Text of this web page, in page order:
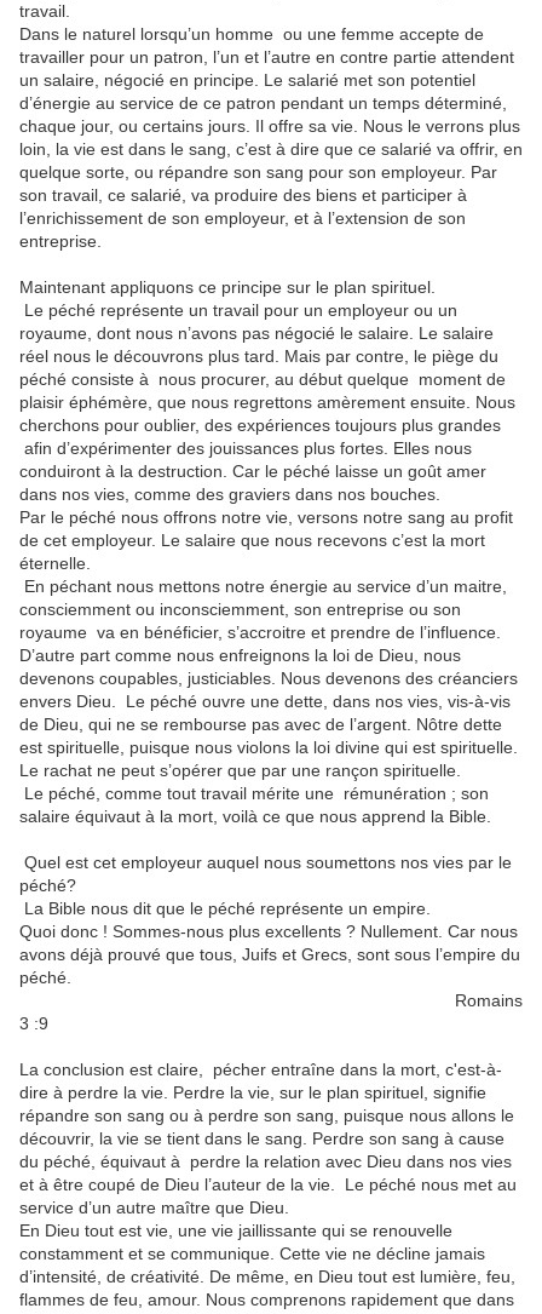
travail.
Dans le naturel lorsqu’un homme ou une femme accepte de
travailler pour un patron, l’un et l’autre en contre partie attendent
un salaire, négocié en principe. Le salarié met son potentiel
d’énergie au service de ce patron pendant un temps déterminé,
chaque jour, ou certains jours. Il offre sa vie. Nous le verrons plus
loin, la vie est dans le sang, c’est à dire que ce salarié va offrir, en
quelque sorte, ou répandre son sang pour son employeur. Par
son travail, ce salarié, va produire des biens et participer à
l’enrichissement de son employeur, et à l’extension de son
entreprise.
Maintenant appliquons ce principe sur le plan spirituel.
Le péché représente un travail pour un employeur ou un
royaume, dont nous n’avons pas négocié le salaire. Le salaire
réel nous le découvrons plus tard. Mais par contre, le piège du
péché consiste à nous procurer, au début quelque moment de
plaisir éphémère, que nous regrettons amèrement ensuite. Nous
cherchons pour oublier, des expériences toujours plus grandes
afin d’expérimenter des jouissances plus fortes. Elles nous
conduiront à la destruction. Car le péché laisse un goût amer
dans nos vies, comme des graviers dans nos bouches.
Par le péché nous offrons notre vie, versons notre sang au profit
de cet employeur. Le salaire que nous recevons c’est la mort
éternelle.
En péchant nous mettons notre énergie au service d’un maitre,
consciemment ou inconsciemment, son entreprise ou son
royaume va en bénéficier, s’accroitre et prendre de l’influence.
D’autre part comme nous enfreignons la loi de Dieu, nous
devenons coupables, justiciables. Nous devenons des créanciers
envers Dieu. Le péché ouvre une dette, dans nos vies, vis-à-vis
de Dieu, qui ne se rembourse pas avec de l’argent. Nôtre dette
est spirituelle, puisque nous violons la loi divine qui est spirituelle.
Le rachat ne peut s’opérer que par une rançon spirituelle.
Le péché, comme tout travail mérite une rémunération ; son
salaire équivaut à la mort, voilà ce que nous apprend la Bible.
Quel est cet employeur auquel nous soumettons nos vies par le
péché?
La Bible nous dit que le péché représente un empire.
Quoi donc ! Sommes-nous plus excellents ? Nullement. Car nous
avons déjà prouvé que tous, Juifs et Grecs, sont sous l’empire du
péché.
Romains
3 :9
La conclusion est claire, pécher entraîne dans la mort, c'est-à-
dire à perdre la vie. Perdre la vie, sur le plan spirituel, signifie
répandre son sang ou à perdre son sang, puisque nous allons le
découvrir, la vie se tient dans le sang. Perdre son sang à cause
du péché, équivaut à perdre la relation avec Dieu dans nos vies
et à être coupé de Dieu l’auteur de la vie. Le péché nous met au
service d’un autre maître que Dieu.
En Dieu tout est vie, une vie jaillissante qui se renouvelle
constamment et se communique. Cette vie ne décline jamais
d’intensité, de créativité. De même, en Dieu tout est lumière, feu,
flammes de feu, amour. Nous comprenons rapidement que dans